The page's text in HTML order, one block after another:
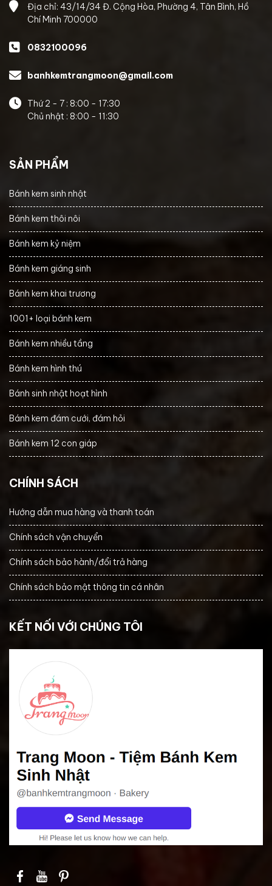
Địa chỉ: 43/14/34 Đ. Cộng Hòa, Phường 4, Tân Bình, Hồ
Chí Minh 700000
0832100096
banhkemtrangmoon@gmail.com
Thứ 2 - 7 : 8:00 - 17:30
Chủ nhật : 8:00 - 11:30
SẢN PHẨM
Bánh kem sinh nhật
Bánh kem thôi nôi
Bánh kem kỷ niệm
Bánh kem giáng sinh
Bánh kem khai trương
1001+ loại bánh kem
Bánh kem nhiều tầng
Bánh kem hình thú
Bánh sinh nhật hoạt hình
Bánh kem đám cưới, đám hỏi
Bánh kem 12 con giáp
CHÍNH SÁCH
Hướng dẫn mua hàng và thanh toán
Chính sách vận chuyển
Chính sách bảo hành/đổi trả hàng
Chính sách bảo mật thông tin cá nhân
KẾT NỐI VỚI CHÚNG TÔI